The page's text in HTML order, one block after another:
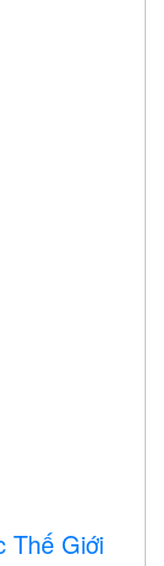
Thế Giới